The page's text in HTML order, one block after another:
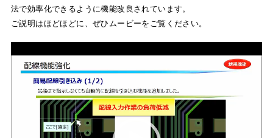
法で効率化できるように機能改良されています。
ご説明はほどほどに、ぜひムービーをご覧ください。
画
レ